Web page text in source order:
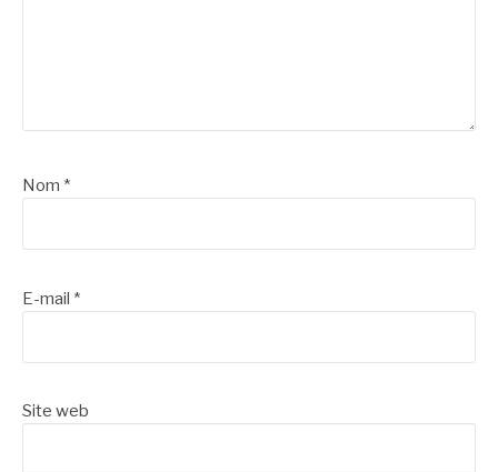
Nom *
E-mail *
Site web